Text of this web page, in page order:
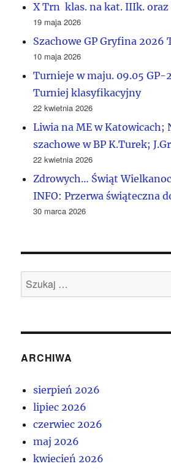
X Trn klas. na kat. IIIk. oraz
19 maja 2026
Szachowe GP Gryfina 2026
10 maja 2026
Turnieje w maju. 09.05 GP-
Turniej klasyfikacyjny
22 kwietnia 2026
Liwia na ME w Katowicach;
szachowe w BP K.Turek;
22 kwietnia 2026
Zdrowych… Świąt
INFO: Przerwa świąteczna
30 marca 2026
Szukaj:
ARCHIWA
sierpień 2026
lipiec 2026
czerwiec 2026
maj 2026
kwiecień 2026